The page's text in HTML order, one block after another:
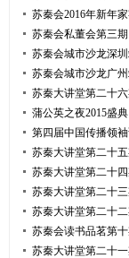
苏秦会2016年新年
苏秦会私董会第三期
苏秦会城市沙龙深
苏秦会城市沙龙广
苏秦大讲堂第二十
蒲公英之夜2015盛典
第四届中国传播领
苏秦大讲堂第二十
苏秦大讲堂第二十
苏秦大讲堂第二十
苏秦大讲堂第二十
苏秦会读书品茗第
苏秦大讲堂第二十